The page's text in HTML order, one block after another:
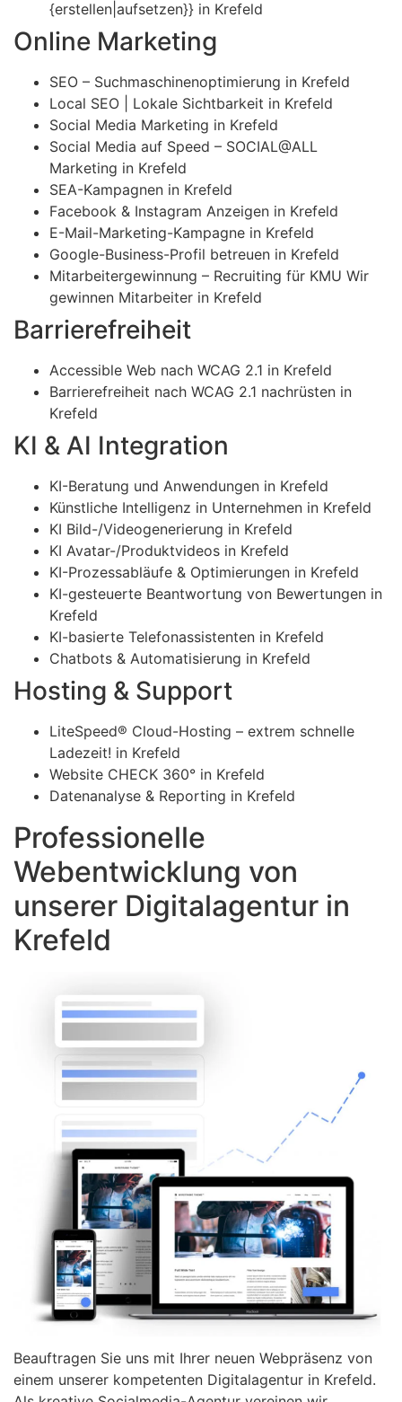
{erstellen|aufsetzen}} in Krefeld
Online Marketing
SEO – Suchmaschinenoptimierung in Krefeld
Local SEO | Lokale Sichtbarkeit in Krefeld
Social Media Marketing in Krefeld
Social Media auf Speed – SOCIAL@ALL
Marketing in Krefeld
SEA-Kampagnen in Krefeld
Facebook & Instagram Anzeigen in Krefeld
E-Mail-Marketing-Kampagne in Krefeld
Google-Business-Profil betreuen in Krefeld
Mitarbeitergewinnung – Recruiting für KMU Wir
gewinnen Mitarbeiter in Krefeld
Barrierefreiheit
Accessible Web nach WCAG 2.1 in Krefeld
Barrierefreiheit nach WCAG 2.1 nachrüsten in
Krefeld
KI & AI Integration
KI-Beratung und Anwendungen in Krefeld
Künstliche Intelligenz in Unternehmen in Krefeld
KI Bild-/Videogenerierung in Krefeld
KI Avatar-/Produktvideos in Krefeld
KI-Prozessabläufe & Optimierungen in Krefeld
KI-gesteuerte Beantwortung von Bewertungen in
Krefeld
KI-basierte Telefonassistenten in Krefeld
Chatbots & Automatisierung in Krefeld
Hosting & Support
LiteSpeed® Cloud-Hosting – extrem schnelle
Ladezeit! in Krefeld
Website CHECK 360° in Krefeld
Datenanalyse & Reporting in Krefeld
Professionelle
Webentwicklung von
unserer Digitalagentur in
Krefeld
Beauftragen Sie uns mit Ihrer neuen Webpräsenz von
einem unserer kompetenten Digitalagentur in Krefeld.